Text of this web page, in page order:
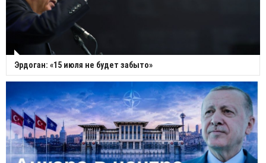
Эрдоган: «15 июля не будет забыто»